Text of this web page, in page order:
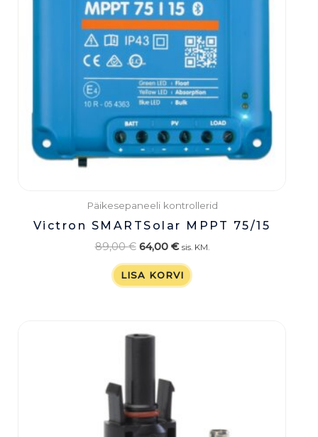
Päikesepaneeli kontrollerid
Victron SMARTSolar MPPT 75/15
89,00€ 64,00 € sis. KM.
LISA KORVI